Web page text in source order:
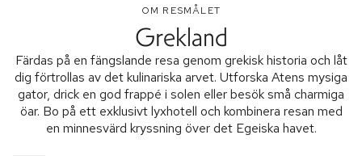
OM RESMÅLET
Grekland
Färdas på en fängslande resa genom grekisk historia och låt
dig förtrollas av det kulinariska arvet. Utforska Atens mysiga
gator, drick en god frappé i solen eller besök små charmiga
öar. Bo på ett exklusivt lyxhotell och kombinera resan med
en minnesvärd kryssning över det Egeiska havet.